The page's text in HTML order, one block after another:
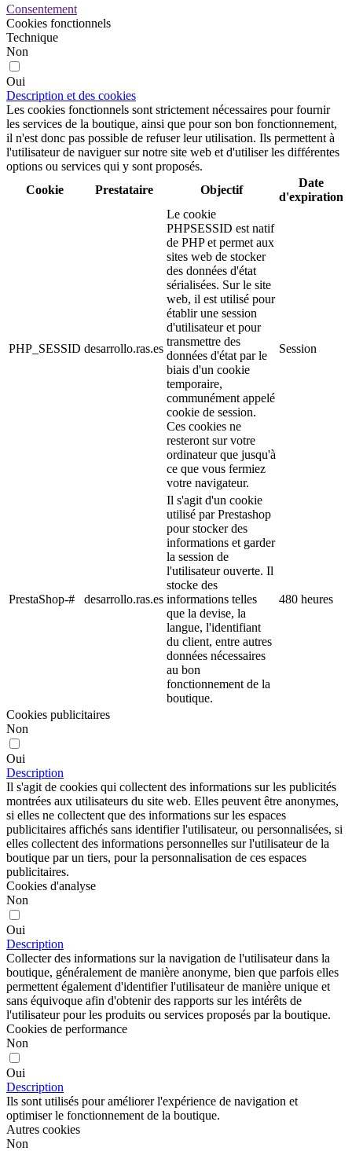
Consentement
Cookies fonctionnels
Technique
Non
Oui
Description et des cookies
Les cookies fonctionnels sont strictement nécessaires pour fournir
les services de la boutique, ainsi que pour son bon fonctionnement,
il n'est donc pas possible de refuser leur utilisation. Ils permettent à
l'utilisateur de naviguer sur notre site web et d'utiliser les différentes
options ou services qui y sont proposés.
Cookie
Prestataire Objectif
Date
d'expiration
PHP_SESSID desarrollo.ras.es
Le cookie
PHPSESSID est natif
de PHP et permet aux
sites web de stocker
des données d'état
sérialisées. Sur le site
web, il est utilisé pour
établir une session
d'utilisateur et pour
transmettre des
données d'état par le
biais d'un cookie
temporaire,
communément appelé
cookie de session.
Ces cookies ne
resteront sur votre
ordinateur que jusqu'à
ce que vous fermiez
votre navigateur.
Session
PrestaShop-# desarrollo.ras.es
Il s'agit d'un cookie
utilisé par Prestashop
pour stocker des
informations et garder
la session de
l'utilisateur ouverte. Il
stocke des
informations telles
que la devise, la
langue, l'identifiant
du client, entre autres
données nécessaires
au bon
fonctionnement de la
boutique.
480 heures
Cookies publicitaires
Non
Oui
Description
Il s'agit de cookies qui collectent des informations sur les publicités
montrées aux utilisateurs du site web. Elles peuvent être anonymes,
si elles ne collectent que des informations sur les espaces
publicitaires affichés sans identifier l'utilisateur, ou personnalisées, si
elles collectent des informations personnelles sur l'utilisateur de la
boutique par un tiers, pour la personnalisation de ces espaces
publicitaires.
Cookies d'analyse
Non
Oui
Description
Collecter des informations sur la navigation de l'utilisateur dans la
boutique, généralement de manière anonyme, bien que parfois elles
permettent également d'identifier l'utilisateur de manière unique et
sans équivoque afin d'obtenir des rapports sur les intérêts de
l'utilisateur pour les produits ou services proposés par la boutique.
Cookies de performance
Non
Oui
Description
Ils sont utilisés pour améliorer l'expérience de navigation et
optimiser le fonctionnement de la boutique.
Autres cookies
Non